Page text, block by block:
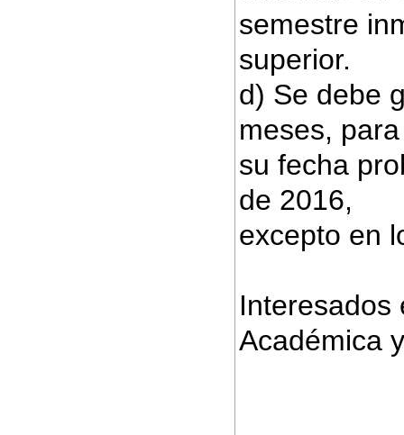
semestre
superior.
d) Se debe
meses,
su fecha
de 2016,
excepto en
Interesados
Académica